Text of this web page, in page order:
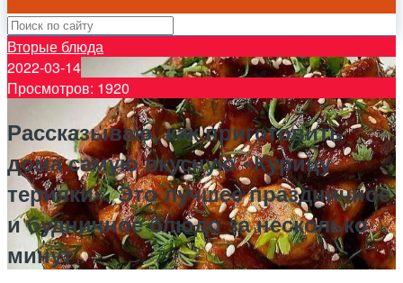
Вторые блюда
2022-03-14
Просмотров: 1920
Рассказываю, как приготовить
дома самую вкусную «Курицу
терияки». Это лучшее праздничное
и будничное блюдо за несколько
минут